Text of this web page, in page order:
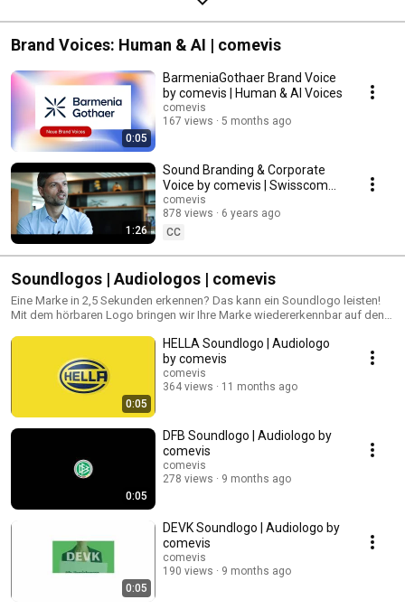
Brand Voices: Human & AI | comevis
0:05
BarmeniaGothaer Brand Voice
by comevis | Human & AI Voices
comevis
167 views
5 months ago
1:26
Sound Branding & Corporate
Voice by comevis | Swisscom
Voice Assistant | Making-of
comevis
878 views
6 years ago
CC
Soundlogos | Audiologos | comevis
Eine Marke in 2,5 Sekunden erkennen? Das kann ein Soundlogo leisten!
Mit dem hörbaren Logo bringen wir Ihre Marke wiedererkennbar auf den
Hörbares Markenzeichen + Einzigartig und erinnerbar + Hörbare
Markenwertsteigerung Ein einzigartig schützbarer und bilanzierbarer
MarkenWERT
0:05
HELLA Soundlogo | Audiologo
by comevis
comevis
364 views
11 months ago
0:05
DFB Soundlogo | Audiologo by
comevis
comevis
278 views
9 months ago
0:05
DEVK Soundlogo | Audiologo by
comevis
comevis
190 views
9 months ago